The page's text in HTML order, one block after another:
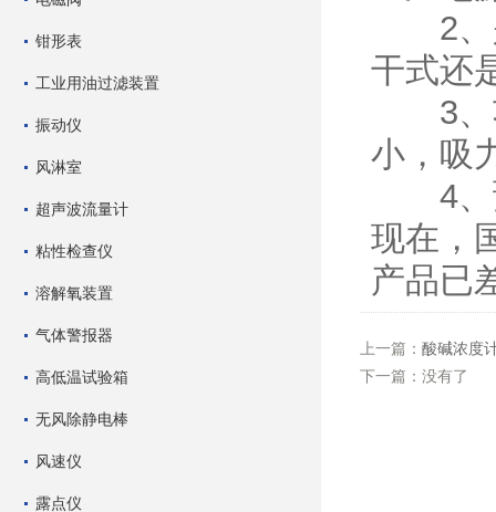
钳形表
工业用油过滤装置
振动仪
风淋室
超声波流量计
粘性检查仪
溶解氧装置
气体警报器
高低温试验箱
无风除静电棒
风速仪
露点仪
2、是
干式还
3、功
小，吸
4、预
现在，
产品已
上一篇： 酸碱浓度
下一篇：没有了